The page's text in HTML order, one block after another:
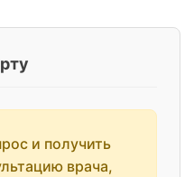
и получить
врача,